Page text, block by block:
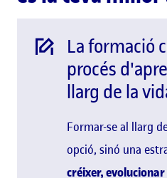
La formació
procés
llarg de la
Formar-se al llarg
opció, sinó una
créixer,